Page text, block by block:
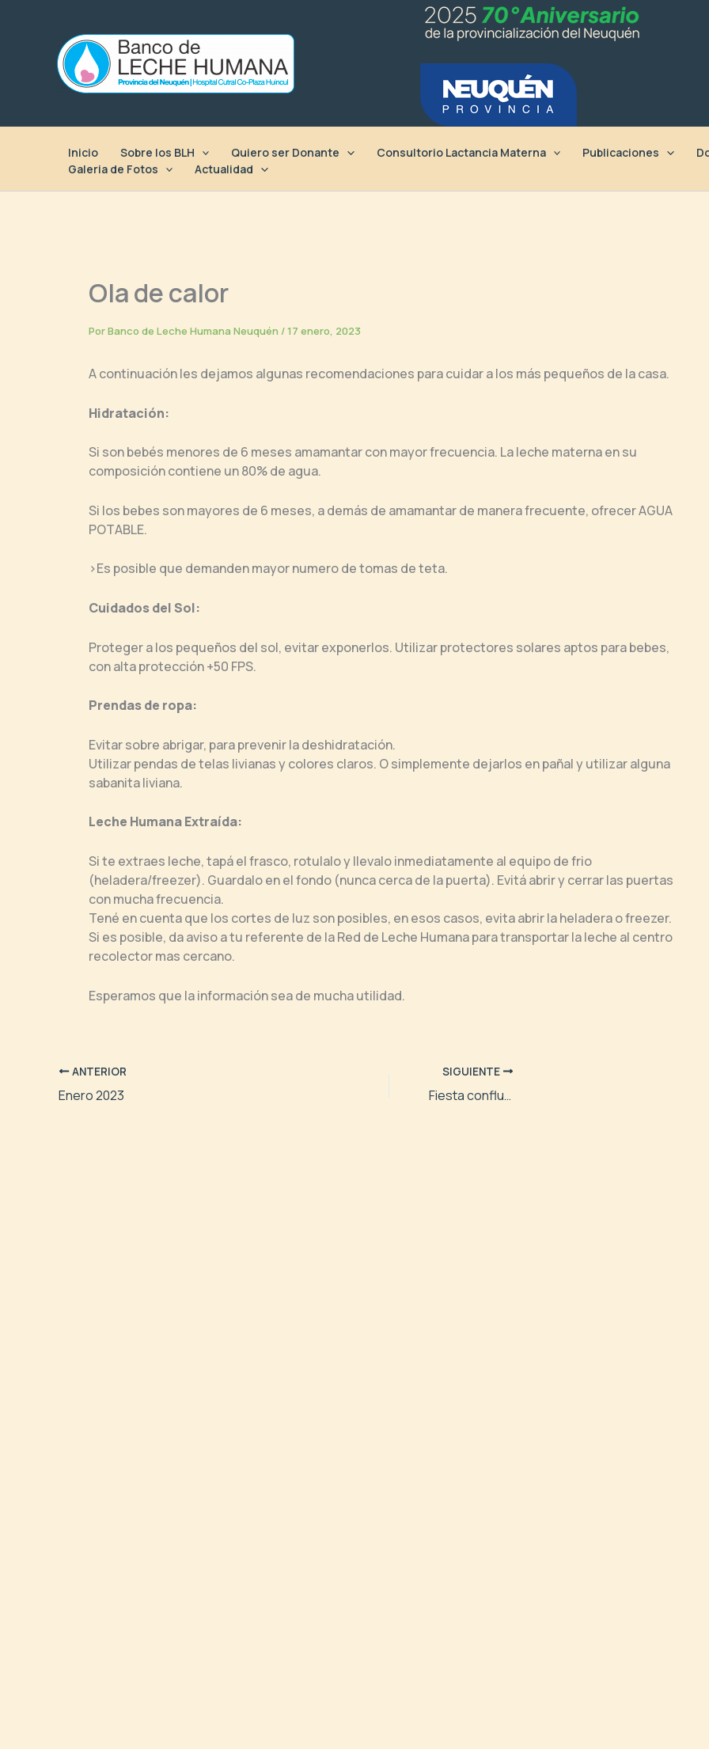
contenido
Inicio Sobre los BLH Quiero ser Donante Consultorio Lactancia Materna Publicaciones
Galeria de Fotos
Actualidad
Ola de calor
PorBanco de Leche Humana Neuquén /17 enero, 2023
A continuación les dejamos algunas recomendaciones para cuidar a los más pequeños de la casa.
Hidratación:
Si son bebés menores de 6 meses amamantar con mayor frecuencia. La leche materna en su
composición contiene un 80% de agua.
Si los bebes son mayores de 6 meses, a demás de amamantar de manera frecuente, ofrecer AGUA
POTABLE.
>Es posible que demanden mayor numero de tomas de teta.
Cuidados del Sol:
Proteger a los pequeños del sol, evitar exponerlos. Utilizar protectores solares aptos para bebes,
con alta protección +50 FPS.
Prendas de ropa:
Evitar sobre abrigar, para prevenir la deshidratación.
Utilizar pendas de telas livianas y colores claros. O simplemente dejarlos en pañal y utilizar alguna
sabanita liviana.
Leche Humana Extraída:
Si te extraes leche, tapá el frasco, rotulalo y llevalo inmediatamente al equipo de frio
(heladera/freezer). Guardalo en el fondo (nunca cerca de la puerta). Evitá abrir y cerrar las puertas
con mucha frecuencia.
Tené en cuenta que los cortes de luz son posibles, en esos casos, evita abrir la heladera o freezer.
Si es posible, da aviso a tu referente de la Red de Leche Humana para transportar la leche al centro
recolector mas cercano.
Esperamos que la información sea de mucha utilidad.
ANTERIOR
Enero 2023
SIGUIENTE
Fiesta confluencia